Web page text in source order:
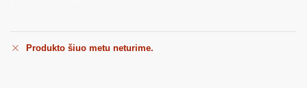
Produkto šiuo metu neturime.